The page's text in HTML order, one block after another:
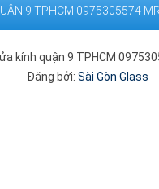
9 TPHCM 0975305574
Đăng bởi:Sài Gòn Glass